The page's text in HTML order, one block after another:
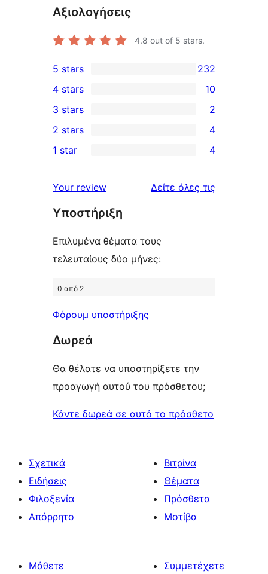
Αξιολογήσεις
4.8 out of 5 stars.
232
5-
star
reviews
5 stars 232
4-
star
reviews
4 stars 10
2
3-
star
3 stars 2
2-
reviews
2 stars 4
star
reviews
1 star 4
Your review Δείτε όλες τις
Υποστήριξη
Επιλυμένα θέματα τους
τελευταίους δύο μήνες:
0 από 2
Φόρουμ υποστήριξης
Δωρεά
Θα θέλατε να υποστηρίξετε την
προαγωγή αυτού του πρόσθετου;
Κάντε δωρεά σε αυτό το πρόσθετο
Σχετικά
Ειδήσεις
Φιλοξενία
Απόρρητο
Βιτρίνα
Θέματα
Πρόσθετα
Μοτίβα
Μάθετε
Συμμετέχετε